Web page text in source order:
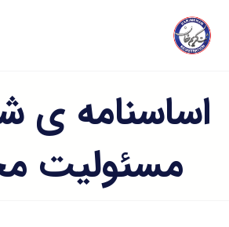
اساسنامه ی
مسئولیت